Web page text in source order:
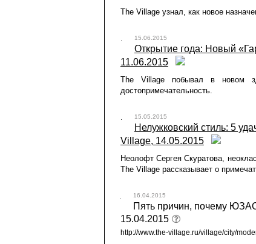
The Village узнал, как новое
15.06.2015
Открытие года: Новый
11.06.2015
The Village побывал в новом
достопримечательность.
15.05.2015
Нелужковский стиль: 5
Village, 14.05.2015
Неолофт Сергея Скуратова,
The Village рассказывает о
16.04.2015
Пять причин, почему
15.04.2015
http://www.the-village.ru/village/city/